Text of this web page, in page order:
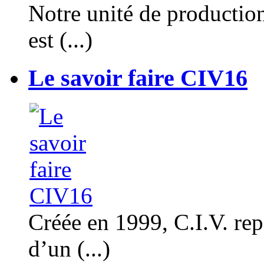
Notre unité de
est (...)
Le savoir faire CIV16
Créée en 1999, C.I.V.
d’un (...)